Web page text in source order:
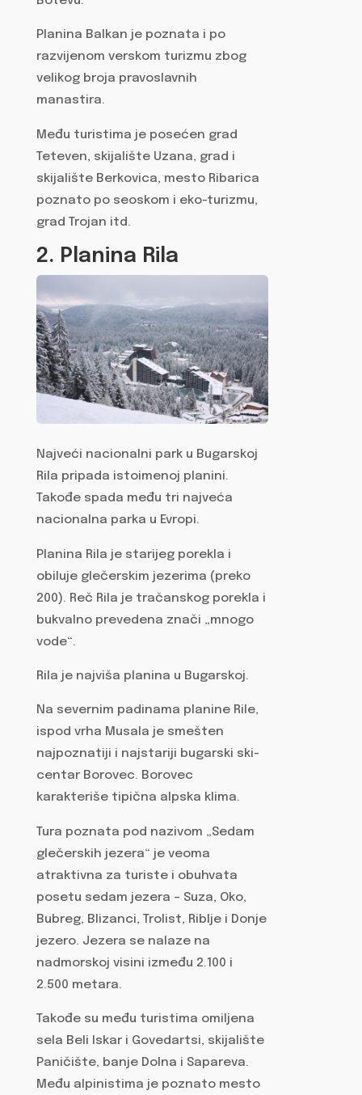
Planina Balkan je poznata i po
razvijenom verskom turizmu zbog
velikog broja pravoslavnih
manastira.
Među turistima je posećen grad
Teteven, skijalište Uzana, grad i
skijalište Berkovica, mesto Ribarica
poznato po seoskom i eko-turizmu,
grad Trojan itd.
2. Planina Rila
Najveći nacionalni park u Bugarskoj
Rila pripada istoimenoj planini.
Takođe spada među tri najveća
nacionalna parka u Evropi.
Planina Rila je starijeg porekla i
obiluje glečerskim jezerima (preko
200). Reč Rila je tračanskog porekla i
bukvalno prevedena znači „mnogo
vode“.
Rila je najviša planina u Bugarskoj.
Na severnim padinama planine Rile,
ispod vrha Musala je smešten
najpoznatiji i najstariji bugarski ski-
centar Borovec. Borovec
karakteriše tipična alpska klima.
Tura poznata pod nazivom „Sedam
glečerskih jezera“ je veoma
atraktivna za turiste i obuhvata
posetu sedam jezera – Suza, Oko,
Bubreg, Blizanci, Trolist, Riblje i Donje
jezero. Jezera se nalaze na
nadmorskoj visini između 2.100 i
2.500 metara.
Takođe su među turistima omiljena
sela Beli Iskar i Govedartsi, skijalište
Paničište, banje Dolna i Sapareva.
Među alpinistima je poznato mesto